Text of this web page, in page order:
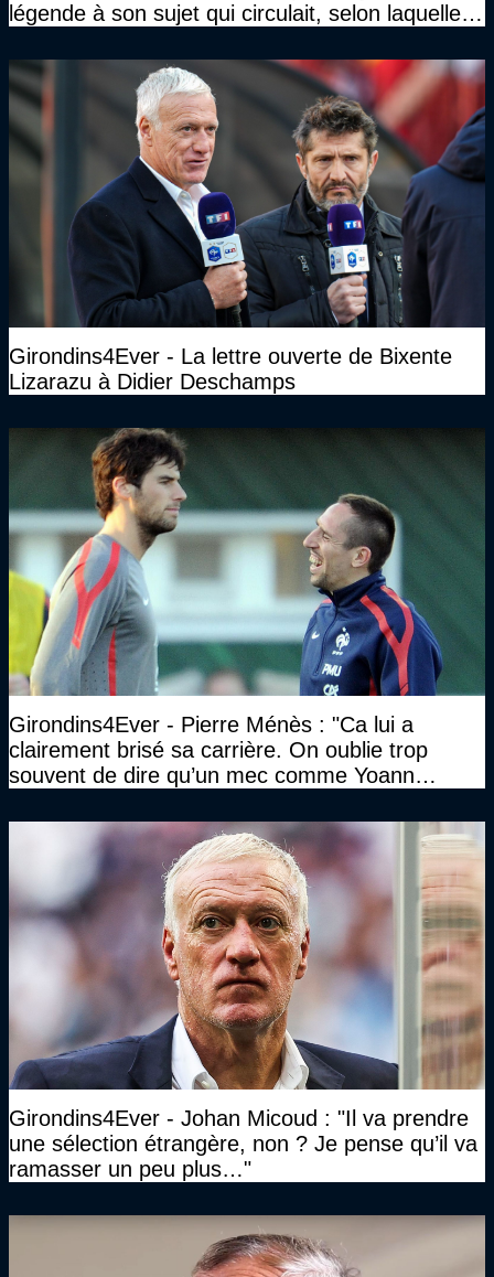
légende à son sujet qui circulait, selon laquelle il
Girondins4Ever - La lettre ouverte de Bixente
Lizarazu à Didier Deschamps
Girondins4Ever - Pierre Ménès : "Ca lui a
clairement brisé sa carrière. On oublie trop
souvent de dire qu’un mec comme Yoann
Girondins4Ever - Johan Micoud : "Il va prendre
une sélection étrangère, non ? Je pense qu’il va
ramasser un peu plus…"